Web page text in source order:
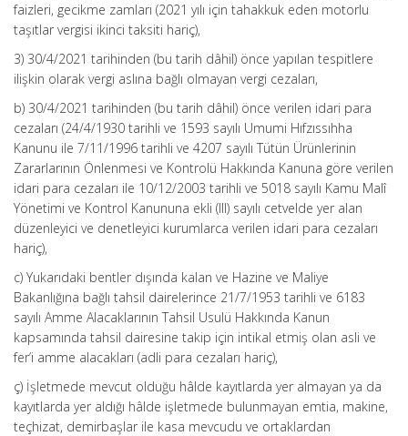
faizleri, gecikme zamları (2021 yılı için tahakkuk eden motorlu
taşıtlar vergisi ikinci taksiti hariç),
3) 30/4/2021 tarihinden (bu tarih dâhil) önce yapılan tespitlere
ilişkin olarak vergi aslına bağlı olmayan vergi cezaları,
b) 30/4/2021 tarihinden (bu tarih dâhil) önce verilen idari para
cezaları (24/4/1930 tarihli ve 1593 sayılı Umumi Hıfzıssıhha
Kanunu ile 7/11/1996 tarihli ve 4207 sayılı Tütün Ürünlerinin
Zararlarının Önlenmesi ve Kontrolü Hakkında Kanuna göre verilen
idari para cezaları ile 10/12/2003 tarihli ve 5018 sayılı Kamu Malî
Yönetimi ve Kontrol Kanununa ekli (III) sayılı cetvelde yer alan
düzenleyici ve denetleyici kurumlarca verilen idari para cezaları
hariç),
c) Yukarıdaki bentler dışında kalan ve Hazine ve Maliye
Bakanlığına bağlı tahsil dairelerince 21/7/1953 tarihli ve 6183
sayılı Amme Alacaklarının Tahsil Usulü Hakkında Kanun
kapsamında tahsil dairesine takip için intikal etmiş olan asli ve
fer’i amme alacakları (adli para cezaları hariç),
ç) İşletmede mevcut olduğu hâlde kayıtlarda yer almayan ya da
kayıtlarda yer aldığı hâlde işletmede bulunmayan emtia, makine,
teçhizat, demirbaşlar ile kasa mevcudu ve ortaklardan